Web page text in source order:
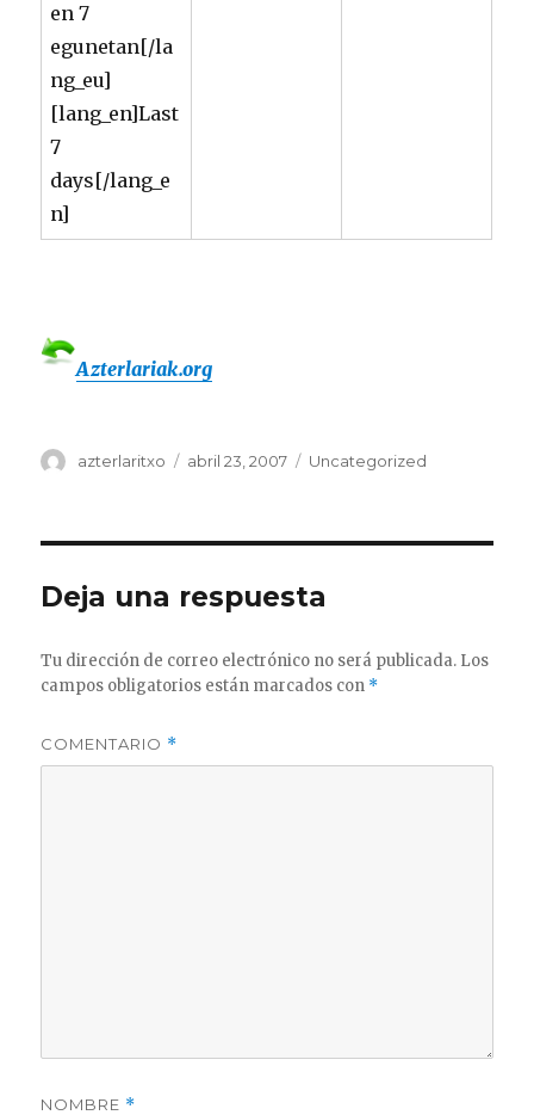
en 7
egunetan[/la
ng_eu]
[lang_en]Last
7
days[/lang_e
n]
Azterlariak.org
Autor
azterlaritxo
Publicado
abril 23, 2007 Categorías
Uncategorized
Deja una respuesta
Tu dirección de correo electrónico no será publicada. Los
campos obligatorios están marcados con *
COMENTARIO *
NOMBRE *